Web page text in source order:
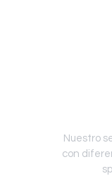
Nuestro
con